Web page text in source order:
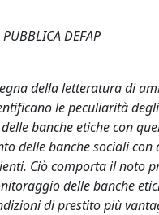
DEFAP
della letteratura di
le peculiarità
banche etiche con
delle banche sociali
Ciò comporta il noto
delle banche
di prestito più